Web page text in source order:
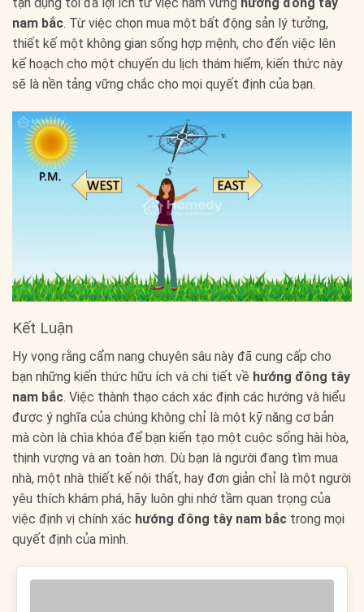
nam bắc. Từ việc chọn mua một bất động sản lý tưởng,
thiết kế một không gian sống hợp mệnh, cho đến việc lên
kế hoạch cho một chuyến du lịch thám hiểm, kiến thức này
sẽ là nền tảng vững chắc cho mọi quyết định của bạn.
Kết Luận
Hy vọng rằng cẩm nang chuyên sâu này đã cung cấp cho
bạn những kiến thức hữu ích và chi tiết về hướng đông tây
nam bắc. Việc thành thạo cách xác định các hướng và hiểu
được ý nghĩa của chúng không chỉ là một kỹ năng cơ bản
mà còn là chìa khóa để bạn kiến tạo một cuộc sống hài hòa,
thịnh vượng và an toàn hơn. Dù bạn là người đang tìm mua
nhà, một nhà thiết kế nội thất, hay đơn giản chỉ là một người
yêu thích khám phá, hãy luôn ghi nhớ tầm quan trọng của
việc định vị chính xác hướng đông tây nam bắc trong mọi
quyết định của mình.